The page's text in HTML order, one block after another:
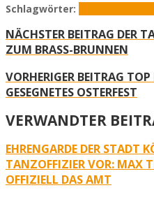
Schlagwörter:
NÄCHSTER BEITRAG DER
ZUM BRASS-BRUNNEN
VORHERIGER BEITRAG TOP
GESEGNETES OSTERFEST
VERWANDTER
EHRENGARDE DER STADT
TANZOFFIZIER VOR: MAX
OFFIZIELL DAS AMT